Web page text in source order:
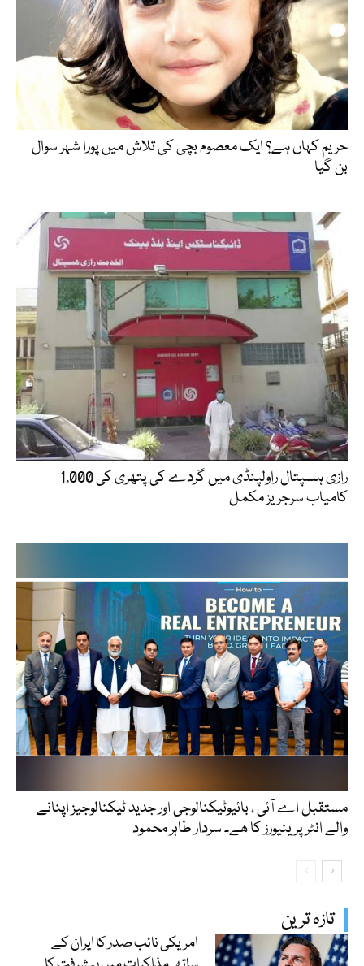
تازہ ترین
امریکی نائب صدر کا ایران کے
حریم کہاں ہے؟ ایک معصوم بچی کی تلاش میں پورا شہر سوال
بن گیا
رازی ہسپتال راولپنڈی میں گردے کی پتھری کی 1,000
کامیاب سرجریز مکمل
مستقبل اے آئی ، بائیوٹیکنالوجی اور جدید ٹیکنالوجیز اپنانے
والے انٹرپرینیورز کا ھے۔ سردار طاہر محمود